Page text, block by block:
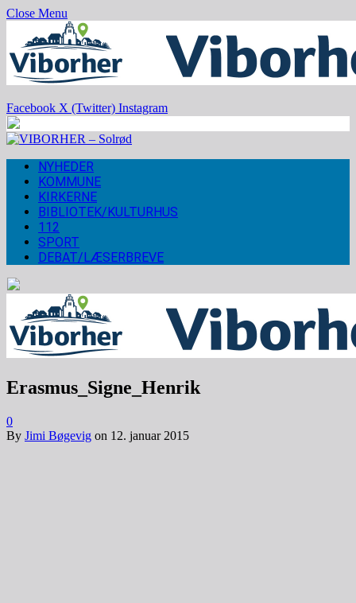
Close Menu
Facebook X (Twitter) Instagram
NYHEDER
KOMMUNE
KIRKERNE
BIBLIOTEK/KULTURHUS
112
SPORT
DEBAT/LÆSERBREVE
Erasmus_Signe_Henrik
0
By Jimi Bøgevig on 12. januar 2015